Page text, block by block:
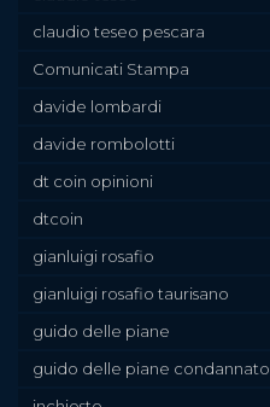
claudio teseo pescara
Comunicati Stampa
davide lombardi
davide rombolotti
dt coin opinioni
dtcoin
gianluigi rosafio
gianluigi rosafio taurisano
guido delle piane
guido delle piane condannato